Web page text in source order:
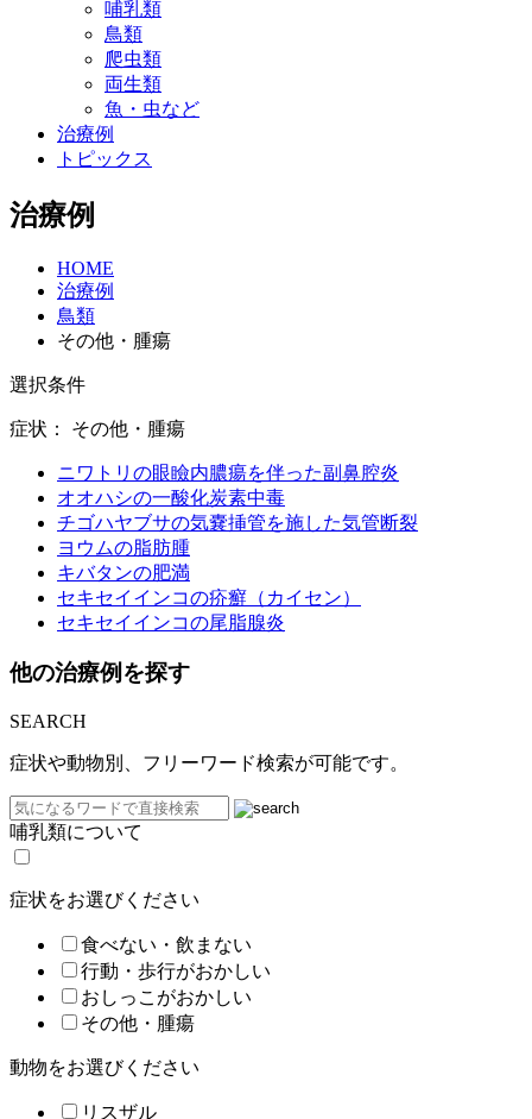
哺乳類
鳥類
爬虫類
両生類
魚・虫など
治療例
トピックス
治療例
HOME
治療例
鳥類
その他・腫瘍
選択条件
症状： その他・腫瘍
ニワトリの眼瞼内膿瘍を伴った副鼻腔炎
オオハシの一酸化炭素中毒
チゴハヤブサの気嚢挿管を施した気管断裂
ヨウムの脂肪腫
キバタンの肥満
セキセイインコの疥癬（カイセン）
セキセイインコの尾脂腺炎
他の治療例を探す
SEARCH
症状や動物別、フリーワード検索が可能です。
哺乳類について
症状をお選びください
食べない・飲まない
行動・歩行がおかしい
おしっこがおかしい
その他・腫瘍
動物をお選びください
リスザル